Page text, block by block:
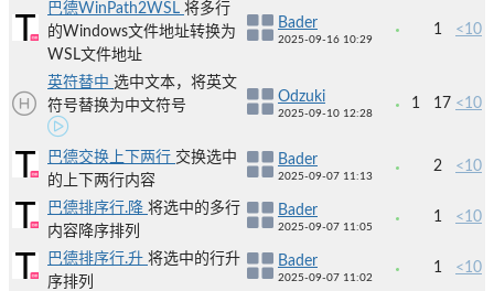
巴德WinPath2WSL 将多行
的Windows文件地址转换为
WSL文件地址
Bader
2025-09-16 10:29
1 <10
英符替中 选中文本，将英文
符号替换为中文符号
Odzuki
2025-09-10 12:28
1 17 <10
巴德交换上下两行 交换选中
的上下两行内容
Bader
2025-09-07 11:13
2 <10
巴德排序行.降 将选中的多行
内容降序排列
Bader
2025-09-07 11:05
1 <10
巴德排序行.升 将选中的行升
序排列
Bader
2025-09-07 11:02
1 <10